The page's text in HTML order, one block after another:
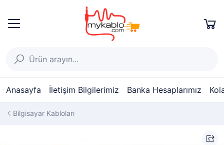
Anasayfa İletişim Bilgilerimiz Banka Hesaplarımız
Bilgisayar Kabloları